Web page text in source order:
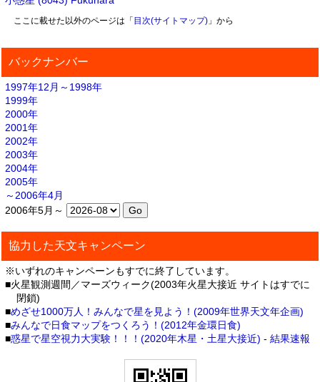
ここに載せた以外のページは「 目次(サイトマップ)」から
バックナンバー
1997年12月～1998年
1999年
2000年
2001年
2002年
2003年
2004年
2005年
～2006年4月
2006年5月～
協力した天文キャンペーン
※いずれのキャンペーンもすでに終了しています。
■火星観測週間／マーズウィーク(2003年火星大接近 サイトはすでに
閉鎖)
■めざせ1000万人！みんなで星を見よう！(2009年世界天文年企画)
■みんなで日食マップをつくろう！(2012年金環日食)
■惑星で星空視力大実験！！！(2020年木星・土星大接近) - 結果速報